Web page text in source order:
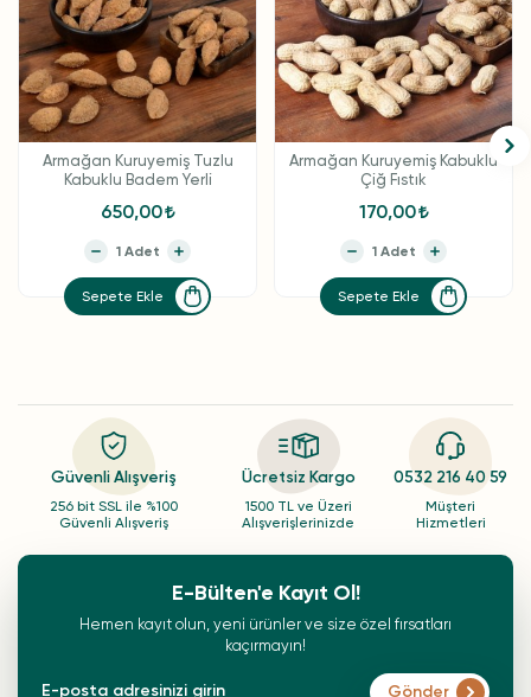
Armağan Kuruyemiş Tuzlu
Kabuklu Badem Yerli
650,00
Sepete Ekle
Armağan Kuruyemiş Kabuklu
Çiğ Fıstık
170,00
Sepete Ekle
Güvenli Alışveriş
256 bit SSL ile %100
Güvenli Alışveriş
Ücretsiz Kargo
1500 TL ve Üzeri
Alışverişlerinizde
0532 216 40 59
Müşteri
Hizmetleri
E-Bülten'e Kayıt Ol!
Hemen kayıt olun, yeni ürünler ve size özel fırsatları
kaçırmayın!
Gönder